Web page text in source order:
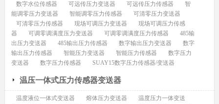
数字水位传感器 可远传压力变送器 可远传压力传感器
智
能调零压力变送器
智能调零压力传感器
可清零压力变送器
可清零压力传感器
现场可调压力变送器
现场可调压力传感
器
可调零调满度压力变送器 可调零调满度压力传感器
485输
出压力变送器
485输出压力传感器 数字输出压力变送器
数字
输出压力传感器
智能压力变送器 智能压力传感器
数字压力
变送器
数字压力传感器 SUAY15数字压力传感器/变送器
温压一体式压力传感器变送器
温度液位一体式变送器 熔体压力变送器
温度压力一体变送